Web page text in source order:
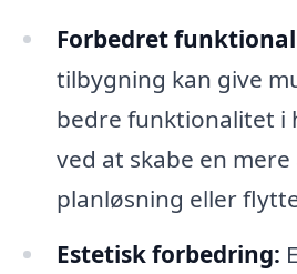
Forbedret
tilbygning kan give
bedre funktionalitet i
ved at skabe en mere
planløsning eller
Estetisk forbedring: